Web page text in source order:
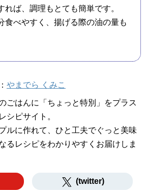
れば、調理もとても簡単です。
食べやすく、揚げる際の油の量も
やまでら くみこ
ごはんに「ちょっと特別」をプラス
シピサイト。
ルに作れて、ひと工夫でぐっと美味
るレシピをわかりやすくお届けしま
(twitter)